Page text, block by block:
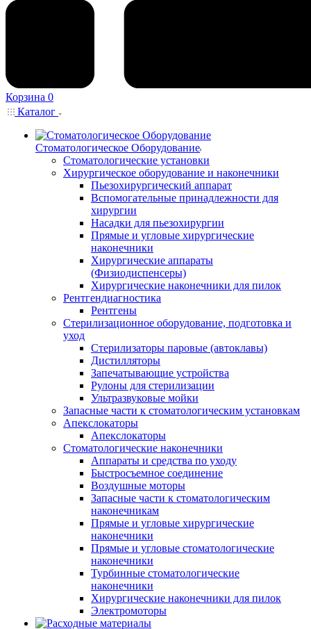
Корзина 0
Каталог
Стоматологическое Оборудование
Стоматологические установки
Хирургическое оборудование и наконечники
Пьезохирургический аппарат
Вспомогательные принадлежности для
хирургии
Насадки для пьезохирургии
Прямые и угловые хирургические
наконечники
Хирургические аппараты
(Физиодиспенсеры)
Хирургические наконечники для пилок
Рентгендиагностика
Рентгены
Стерилизационное оборудование, подготовка и
уход
Стерилизаторы паровые (автоклавы)
Дистилляторы
Запечатывающие устройства
Рулоны для стерилизации
Ультразвуковые мойки
Запасные части к стоматологическим установкам
Апекслокаторы
Апекслокаторы
Стоматологические наконечники
Аппараты и средства по уходу
Быстросъемное соединение
Воздушные моторы
Запасные части к стоматологическим
наконечникам
Прямые и угловые хирургические
наконечники
Прямые и угловые стоматологические
наконечники
Турбинные стоматологические
наконечники
Хирургические наконечники для пилок
Электромоторы